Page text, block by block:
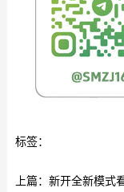
标签：
上篇： 新开全新模式